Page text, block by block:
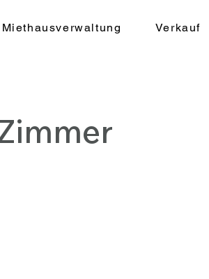
Miethausverwaltung Verkauf